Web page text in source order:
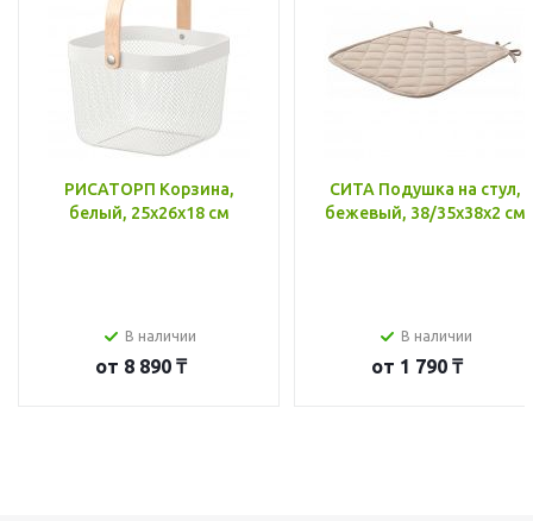
РИСАТОРП Корзина,
белый, 25x26x18 см
В наличии
от 8 890 ₸
СИТА Подушка на стул,
бежевый, 38/35x38x2 см
В наличии
от 1 790 ₸